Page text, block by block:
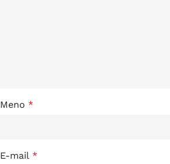
Meno *
E-mail *